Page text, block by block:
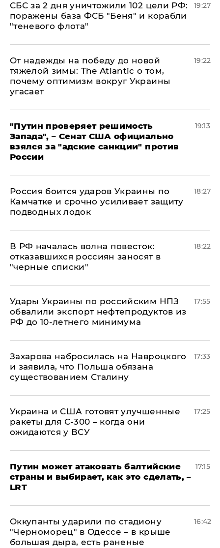
СБС за 2 дня уничтожили 102 цели РФ:
поражены база ФСБ "Беня" и корабли
"теневого флота"
19:27
От надежды на победу до новой
тяжелой зимы: The Atlantic о том,
почему оптимизм вокруг Украины
угасает
19:22
"Путин проверяет решимость
Запада", – Сенат США официально
взялся за "адские санкции" против
России
19:13
Россия боится ударов Украины по
Камчатке и срочно усиливает защиту
подводных лодок
18:27
​В РФ началась волна повесток:
отказавшихся россиян заносят в
"черные списки"
18:22
Удары Украины по российским НПЗ
обвалили экспорт нефтепродуктов из
РФ до 10-летнего минимума
17:55
​Захарова набросилась на Навроцкого
и заявила, что Польша обязана
существованием Сталину
17:33
Украина и США готовят улучшенные
ракеты для С-300 – когда они
ожидаются у ВСУ
17:25
Путин может атаковать балтийские
страны и выбирает, как это сделать, –
LRT
17:15
Оккупанты ударили по стадиону
"Черноморец" в Одессе – в крыше
большая дыра, есть раненые
16:42